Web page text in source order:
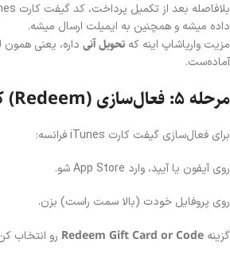
داده میشه و همچنین به ایمیلت ارسال میشه.
مزیت واریا‌شاپ اینه که تحویل آنی داره، یعنی
آماده‌ست.
مرحله ۵: فعال‌سازی (Redeem) کد
برای فعال‌سازی گیفت کارت iTunes فرانسه:
روی آیفون یا آیپد، وارد App Store شو.
روی پروفایل خودت (بالا سمت راست) بزن.
گزینه Redeem Gift Card or Code رو انتخاب